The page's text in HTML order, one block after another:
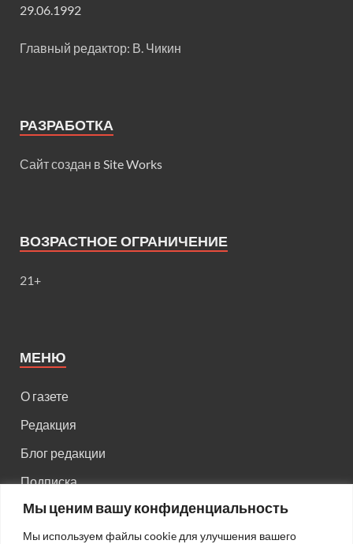
Мы ценим вашу конфиденциальность
Мы используем файлы cookie для улучшения вашего
29.06.1992
Главный редактор: В. Чикин
РАЗРАБОТКА
Сайт создан в Site Works
ВОЗРАСТНОЕ ОГРАНИЧЕНИЕ
21+
МЕНЮ
О газете
Редакция
Блог редакции
Подписка
Правила поведения на сайте
Реклама